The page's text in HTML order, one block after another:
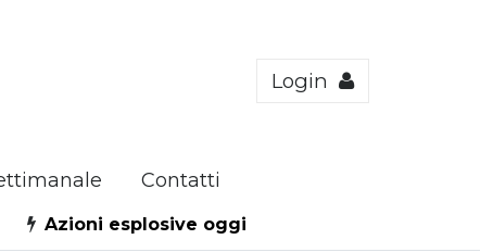
Login
Contatti
Azioni esplosive oggi